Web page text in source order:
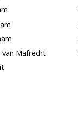
Mafrecht